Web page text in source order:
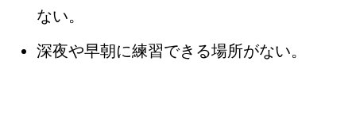
ない。
深夜や早朝に練習できる場所がない。